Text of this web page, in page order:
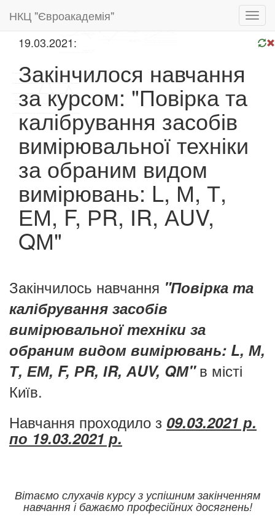
НКЦ "Євроакадемія"
19.03.2021:
Закінчилося навчання
за курсом: "Повірка та
калібрування засобів
вимірювальної техніки
за обраним видом
вимірювань: L, М, Т,
ЕМ, F, РR, ІR, АUV,
QМ"
Закінчилось навчання "Повірка та
калібрування засобів
вимірювальної техніки за
обраним видом вимірювань: L, М,
Т, ЕМ, F, РR, ІR, АUV, QМ" в місті
Київ.
Навчання проходило з 09.03.2021 р.
по 19.03.2021 р.
Вітаємо слухачів курсу з успішним закінченням
навчання і бажаємо професійних досягнень!